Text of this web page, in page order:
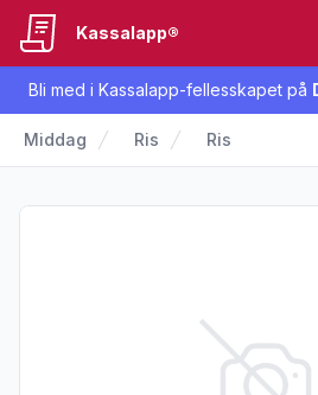
Bli med i Kassalapp-fellesskapet på
Kassalapp®
Middag Ris Ris